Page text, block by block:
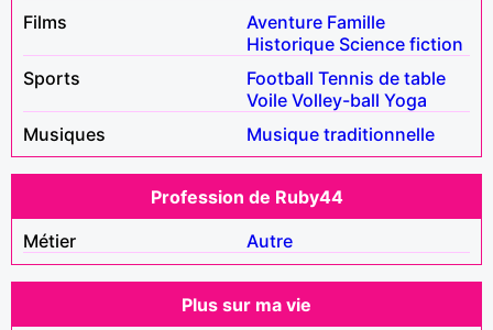
Films
Aventure Famille
Historique Science fiction
Sports
Football Tennis de table
Voile Volley-ball Yoga
Musiques
Musique traditionnelle
Profession de Ruby44
Métier
Autre
Plus sur ma vie